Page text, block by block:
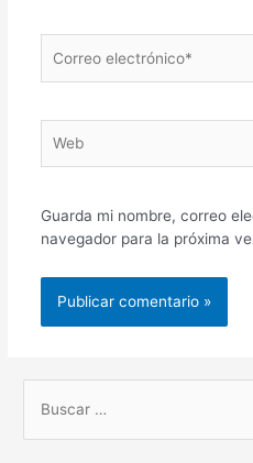
electrónico*
Guarda mi nombre, correo
navegador para la próxima
u